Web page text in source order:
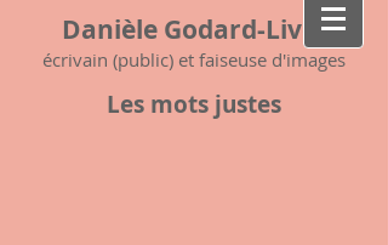
Danièle Godard-Livet
écrivain (public) et faiseuse d'images
Les mots justes